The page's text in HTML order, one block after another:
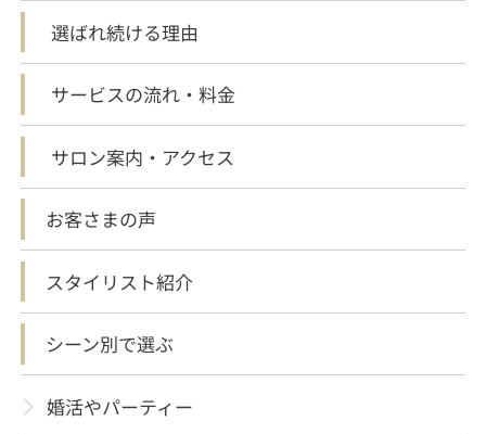
選ばれ続ける理由
サービスの流れ・料金
サロン案内・アクセス
お客さまの声
スタイリスト紹介
シーン別で選ぶ
婚活やパーティー